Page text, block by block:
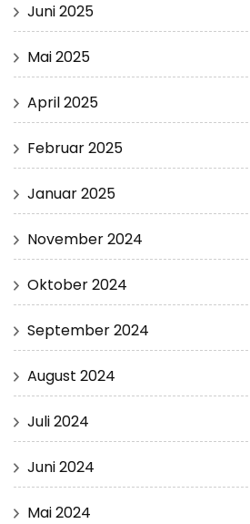
Juni 2025
Mai 2025
April 2025
Februar 2025
Januar 2025
November 2024
Oktober 2024
September 2024
August 2024
Juli 2024
Juni 2024
Mai 2024